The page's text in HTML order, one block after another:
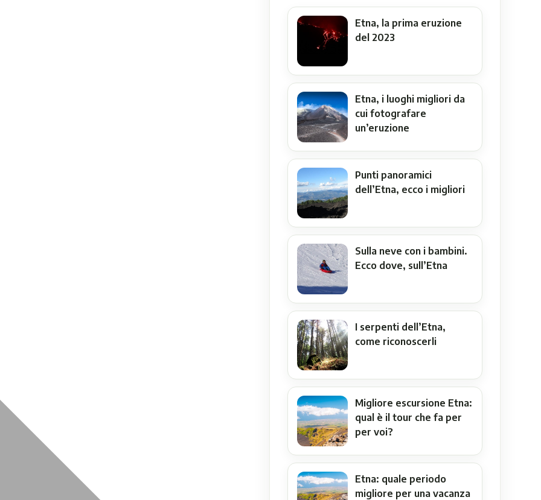
Etna, la prima eruzione
del 2023
Etna, i luoghi migliori da
cui fotografare
un’eruzione
Punti panoramici
dell’Etna, ecco i migliori
Sulla neve con i bambini.
Ecco dove, sull’Etna
I serpenti dell’Etna,
come riconoscerli
Migliore escursione Etna:
qual è il tour che fa per
per voi?
Etna: quale periodo
migliore per una vacanza